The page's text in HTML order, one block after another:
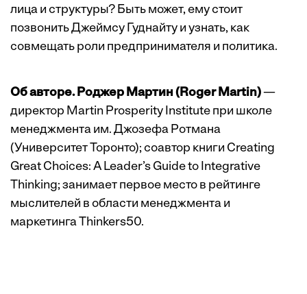
лица и структуры? Быть может, ему стоит
позвонить Джеймсу Гуднайту и узнать, как
совмещать роли предпринимателя и политика.
Об авторе. Роджер Мартин (Roger Martin)—
директор Martin Prosperity Institute при школе
менеджмента им. Джозефа Ротмана
(Университет Торонто); соавтор книги Creating
Great Choices: A Leader’s Guide to Integrative
Thinking; занимает первое место в рейтинге
мыслителей в области менеджмента и
маркетинга Thinkers50.